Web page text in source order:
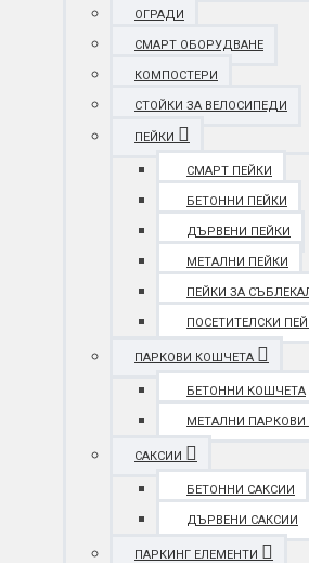
ОГРАДИ
СМАРТ ОБОРУДВАНЕ
КОМПОСТЕРИ
СТОЙКИ ЗА ВЕЛОСИПЕДИ
ПЕЙКИ
СМАРТ ПЕЙКИ
БЕТОННИ ПЕЙКИ
ДЪРВЕНИ ПЕЙКИ
МЕТАЛНИ ПЕЙКИ
ПЕЙКИ ЗА
ПОСЕТИТЕЛСКИ
ПАРКОВИ КОШЧЕТА
БЕТОННИ КОШЧЕТА
МЕТАЛНИ
САКСИИ
БЕТОННИ САКСИИ
ДЪРВЕНИ САКСИИ
ПАРКИНГ ЕЛЕМЕНТИ